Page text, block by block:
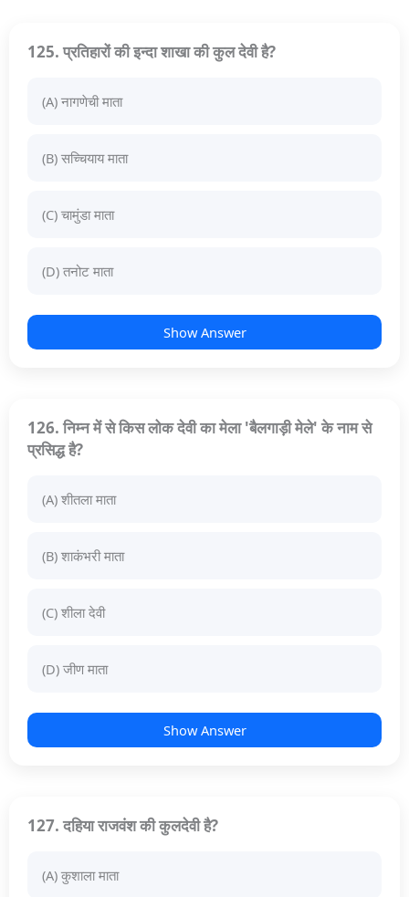
125. प्रतिहारों की इन्दा शाखा की कुल देवी है?
(A) नागणेची माता
(B) सच्चियाय माता
(C) चामुंडा माता
(D) तनोट माता
Show Answer
126. निम्न में से किस लोक देवी का मेला 'बैलगाड़ी मेले' के नाम से
प्रसिद्ध है?
(A) शीतला माता
(B) शाकंभरी माता
(C) शीला देवी
(D) जीण माता
Show Answer
127. दहिया राजवंश की कुलदेवी है?
(A) कुशाला माता